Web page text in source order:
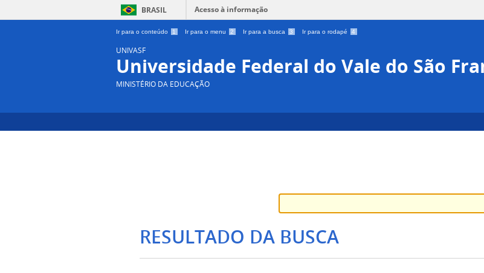
BRASIL Acesso à informação
Ir para o conteúdo 1 Ir para o menu 2 Ir para a busca 3 Ir para o rodapé 4
UNIVASF
Universidade Federal do Vale do São
MINISTÉRIO DA EDUCAÇÃO
RESULTADO DA BUSCA